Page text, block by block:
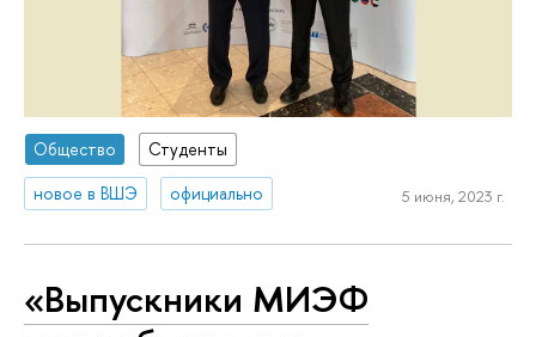
Общество
Студенты
новое в ВШЭ
официально 5 июня, 2023 г.
«Выпускники МИЭФ